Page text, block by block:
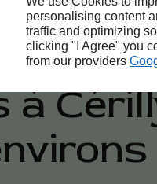
personalising content
traffic and optimizing
clicking "I Agree" you
from our providers
vert
à